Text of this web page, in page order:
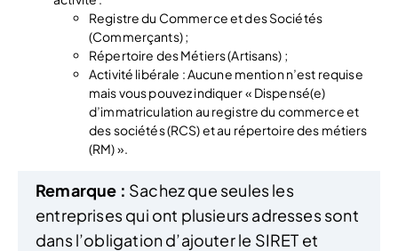
Registre du Commerce et des Sociétés
(Commerçants) ;
Répertoire des Métiers (Artisans) ;
Activité libérale : Aucune mention n’est requise
mais vous pouvez indiquer « Dispensé(e)
d’immatriculation au registre du commerce et
des sociétés (RCS) et au répertoire des métiers
(RM) ».
Remarque : Sachez que seules les
entreprises qui ont plusieurs adresses sont
dans l’obligation d’ajouter le SIRET et